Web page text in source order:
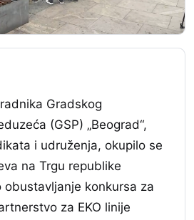
Gradskog
(GSP) „Beograd“,
i udruženja, okupilo se
na Trgu republike
obustavljanje konkursa za
za EKO linije